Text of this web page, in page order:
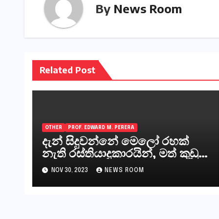
By News Room
Related Post
OTHER PROF. EDWARD M. PERERA
දැන් සිදුවන්නේ මෙලෝ රහක්
නැති රස්තියාදුකාරයින්, මත් කුඩු
ගෙන්වන්නන් සහ අලෙවි
කරන්නන්,කැලෑපාළුවන්, මහජන
නියෝජිතයින්
NOV 30, 2023 NEWS ROOM